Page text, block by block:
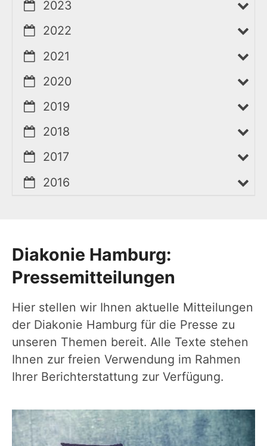
Diakonie Hamburg:
Pressemitteilungen
Hier stellen wir Ihnen aktuelle Mitteilungen
der Diakonie Hamburg für die Presse zu
unseren Themen bereit. Alle Texte stehen
Ihnen zur freien Verwendung im Rahmen
Ihrer Berichterstattung zur Verfügung.
2023
2022
2021
2020
2019
2018
2017
2016